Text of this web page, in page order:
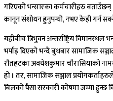
गरिएको भन्सारका कर्मचारीहरु
कानून संशोधन हुनुपर्‍यो, नभए केही गर्न
यहीबीच त्रिभुवन अन्तर्राष्ट्रिय
भर्पाइ दिएको भन्दै बुधबार सामाजिक
रौतहटका अवधेशकुमार चौरासियाको
हो । तर, सामाजिक सञ्जाल
बिलको पैसा सरकारी कोषमा जम्मा हुन्छ